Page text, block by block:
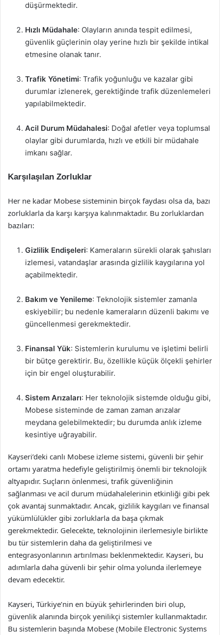
düşürmektedir.
Hızlı Müdahale: Olayların anında tespit edilmesi,
güvenlik güçlerinin olay yerine hızlı bir şekilde intikal
etmesine olanak tanır.
Trafik Yönetimi: Trafik yoğunluğu ve kazalar gibi
durumlar izlenerek, gerektiğinde trafik düzenlemeleri
yapılabilmektedir.
Acil Durum Müdahalesi: Doğal afetler veya toplumsal
olaylar gibi durumlarda, hızlı ve etkili bir müdahale
imkanı sağlar.
Karşılaşılan Zorluklar
Her ne kadar Mobese sisteminin birçok faydası olsa da, bazı
zorluklarla da karşı karşıya kalınmaktadır. Bu zorluklardan
bazıları:
Gizlilik Endişeleri: Kameraların sürekli olarak şahısları
izlemesi, vatandaşlar arasında gizlilik kaygılarına yol
açabilmektedir.
Bakım ve Yenileme: Teknolojik sistemler zamanla
eskiyebilir; bu nedenle kameraların düzenli bakımı ve
güncellenmesi gerekmektedir.
Finansal Yük: Sistemlerin kurulumu ve işletimi belirli
bir bütçe gerektirir. Bu, özellikle küçük ölçekli şehirler
için bir engel oluşturabilir.
Sistem Arızaları: Her teknolojik sistemde olduğu gibi,
Mobese sisteminde de zaman zaman arızalar
meydana gelebilmektedir; bu durumda anlık izleme
kesintiye uğrayabilir.
Kayseri’deki canlı Mobese izleme sistemi, güvenli bir şehir
ortamı yaratma hedefiyle geliştirilmiş önemli bir teknolojik
altyapıdır. Suçların önlenmesi, trafik güvenliğinin
sağlanması ve acil durum müdahalelerinin etkinliği gibi pek
çok avantaj sunmaktadır. Ancak, gizlilik kaygıları ve finansal
yükümlülükler gibi zorluklarla da başa çıkmak
gerekmektedir. Gelecekte, teknolojinin ilerlemesiyle birlikte
bu tür sistemlerin daha da geliştirilmesi ve
entegrasyonlarının artırılması beklenmektedir. Kayseri, bu
adımlarla daha güvenli bir şehir olma yolunda ilerlemeye
devam edecektir.
Kayseri, Türkiye’nin en büyük şehirlerinden biri olup,
güvenlik alanında birçok yenilikçi sistemler kullanmaktadır.
Bu sistemlerin başında Mobese (Mobile Electronic Systems